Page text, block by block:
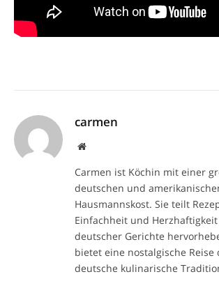
carmen
Website
Carmen ist Köchin mit einer
deutschen und
Hausmannskost. Sie teilt
Einfachheit und
deutscher Gerichte
bietet eine nostalgische Reise
deutsche kulinarische